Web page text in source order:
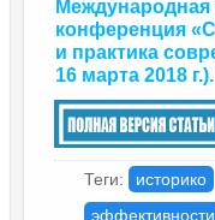
Международная
конференция
и практика
16 марта 2018
Теги: историко
эффективности